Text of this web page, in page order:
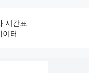
시간표
이터